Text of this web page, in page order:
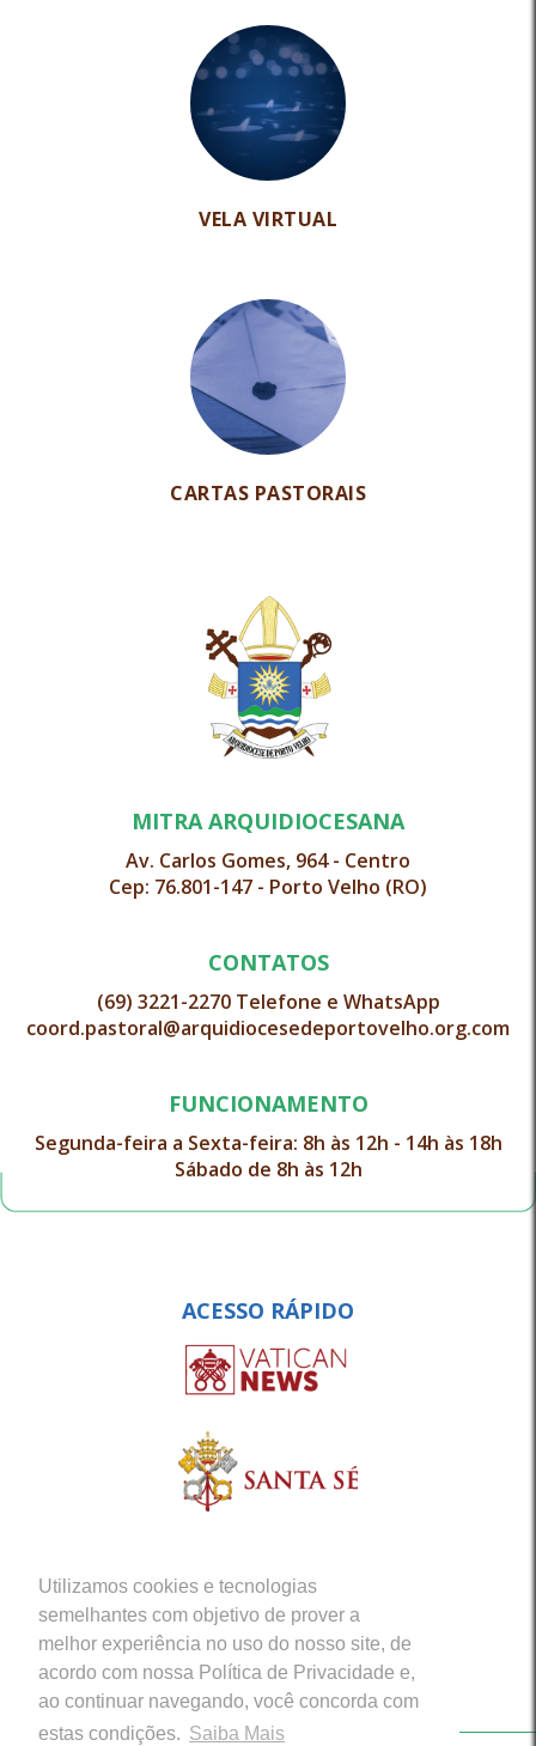
Utilizamos cookies e tecnologias
semelhantes com objetivo de prover a
melhor experiência no uso do nosso site, de
acordo com nossa Política de Privacidade e,
ao continuar navegando, você concorda com
estas condições. Saiba Mais
VELA VIRTUAL
CARTAS PASTORAIS
MITRA ARQUIDIOCESANA
Av. Carlos Gomes, 964 - Centro
Cep: 76.801-147 - Porto Velho (RO)
CONTATOS
(69) 3221-2270 Telefone e WhatsApp
coord.pastoral@arquidiocesedeportovelho.org.com
FUNCIONAMENTO
Segunda-feira a Sexta-feira: 8h às 12h - 14h às 18h
Sábado de 8h às 12h
ACESSO RÁPIDO